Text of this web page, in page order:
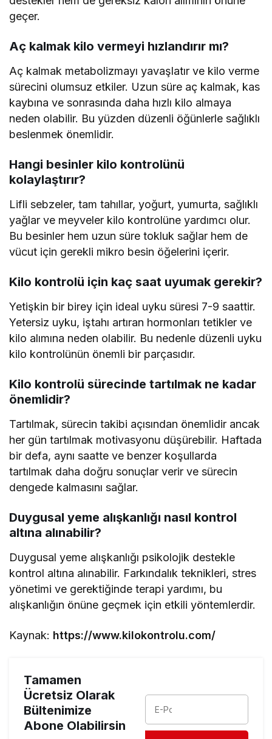
geçer.
Aç kalmak kilo vermeyi hızlandırır mı?
Aç kalmak metabolizmayı yavaşlatır ve kilo verme
sürecini olumsuz etkiler. Uzun süre aç kalmak, kas
kaybına ve sonrasında daha hızlı kilo almaya
neden olabilir. Bu yüzden düzenli öğünlerle sağlıklı
beslenmek önemlidir.
Hangi besinler kilo kontrolünü
kolaylaştırır?
Lifli sebzeler, tam tahıllar, yoğurt, yumurta, sağlıklı
yağlar ve meyveler kilo kontrolüne yardımcı olur.
Bu besinler hem uzun süre tokluk sağlar hem de
vücut için gerekli mikro besin öğelerini içerir.
Kilo kontrolü için kaç saat uyumak gerekir?
Yetişkin bir birey için ideal uyku süresi 7-9 saattir.
Yetersiz uyku, iştahı artıran hormonları tetikler ve
kilo alımına neden olabilir. Bu nedenle düzenli uyku
kilo kontrolünün önemli bir parçasıdır.
Kilo kontrolü sürecinde tartılmak ne kadar
önemlidir?
Tartılmak, sürecin takibi açısından önemlidir ancak
her gün tartılmak motivasyonu düşürebilir. Haftada
bir defa, aynı saatte ve benzer koşullarda
tartılmak daha doğru sonuçlar verir ve sürecin
dengede kalmasını sağlar.
Duygusal yeme alışkanlığı nasıl kontrol
altına alınabilir?
Duygusal yeme alışkanlığı psikolojik destekle
kontrol altına alınabilir. Farkındalık teknikleri, stres
yönetimi ve gerektiğinde terapi yardımı, bu
alışkanlığın önüne geçmek için etkili yöntemlerdir.
Kaynak: https://www.kilokontrolu.com/
Tamamen
Ücretsiz Olarak
Bültenimize
Abone Olabilirsin